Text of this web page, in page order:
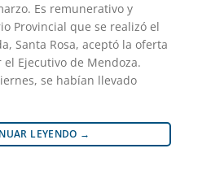
Es remunerativo y
Provincial que se realizó el
Santa Rosa, aceptó la oferta
Ejecutivo de Mendoza.
se habían llevado
LEYENDO →